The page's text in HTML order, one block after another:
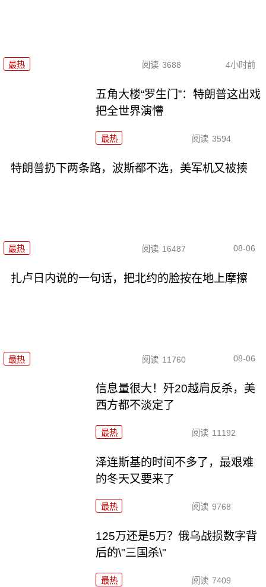
最热 阅读 3688 4小时前
五角大楼“罗生门”：特朗普这出戏
把全世界演懵
最热 阅读 3594
特朗普扔下两条路，波斯都不选，美军机又被揍
最热 阅读 16487 08-06
扎卢日内说的一句话，把北约的脸按在地上摩擦
最热 阅读 11760 08-06
信息量很大！歼20越肩反杀，美
西方都不淡定了
最热 阅读 11192
泽连斯基的时间不多了，最艰难
的冬天又要来了
最热 阅读 9768
125万还是5万？俄乌战损数字背
后的\"三国杀\"
最热 阅读 7409